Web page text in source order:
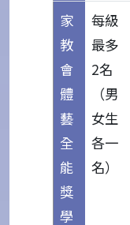
家
教
會
體
藝
全
能
獎
學
每級
最多
2名
（男
女生
各一
名）